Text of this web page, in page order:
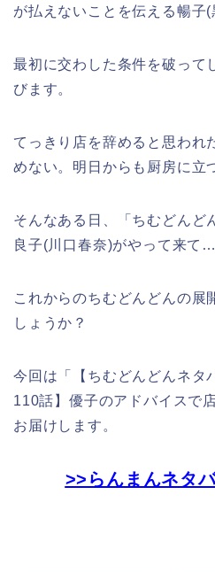
が払えないことを伝える暢子(
最初に交わした条件を破って
びます。
てっきり店を辞めると思われ
めない。明日からも厨房に立
そんなある日、「ちむどんど
良子(川口春奈)がやって来て…
これからのちむどんどんの展
しょうか？
今回は「【ちむどんどんネタ
110話】優子のアドバイスで
お届けします。
>>らんまんネタ